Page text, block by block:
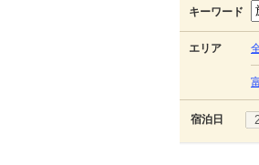
キーワード
エリア
宿泊日